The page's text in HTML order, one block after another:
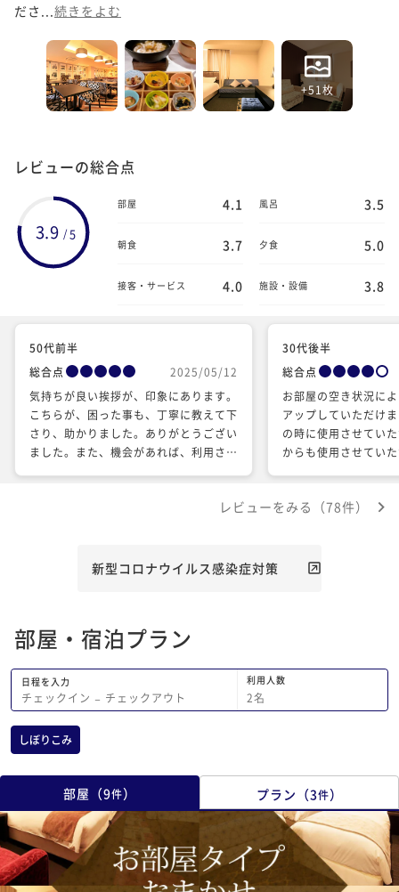
ださ... 続きをよむ
+51枚
レビューの総合点
3.9 /5
部屋 4.1 風呂 3.5
朝食 3.7 夕食 5.0
接客・サービス 4.0 施設・設備 3.8
50代前半
総合点
2025/05/12
気持ちが良い挨拶が、印象にあります。
こちらが、困った事も、丁寧に教えて下
さり、助かりました。ありがとうござい
ました。また、機会があれば、利用させ
30代後半
総合点
お部屋の空き状況に
アップしていただけ
の時に使用させてい
からも使用させてい
プランとか作って欲
レビューをみる（78件）
新型コロナウイルス感染症対策
部屋・宿泊プラン
日程を入力
チェックイン − チェックアウト
利用人数
2名
しぼりこみ
部屋 （9件） プラン （3件）